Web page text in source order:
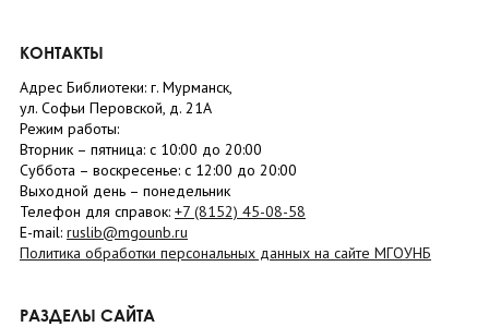
КОНТАКТЫ
Адрес Библиотеки: г. Мурманск,
ул. Софьи Перовской, д. 21А
Режим работы:
Вторник – пятница: с 10:00 до 20:00
Суббота – воскресенье: c 12:00 до 20:00
Выходной день – понедельник
Телефон для справок: +7 (8152) 45-08-58
E-mail: ruslib@mgounb.ru
Политика обработки персональных данных на сайте МГОУНБ
РАЗДЕЛЫ САЙТА